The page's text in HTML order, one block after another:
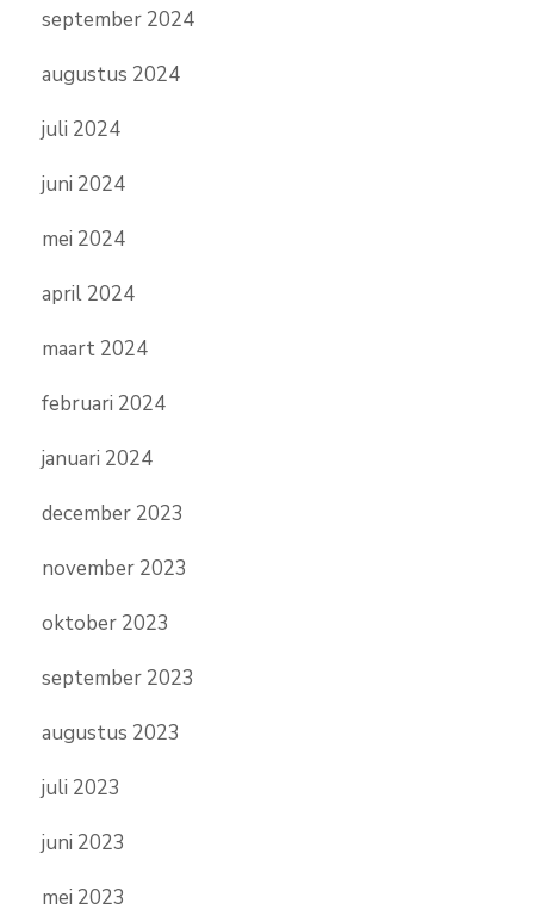
september 2024
augustus 2024
juli 2024
juni 2024
mei 2024
april 2024
maart 2024
februari 2024
januari 2024
december 2023
november 2023
oktober 2023
september 2023
augustus 2023
juli 2023
juni 2023
mei 2023